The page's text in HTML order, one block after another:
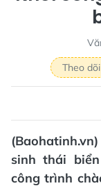
Theo
sinh thái
công trình